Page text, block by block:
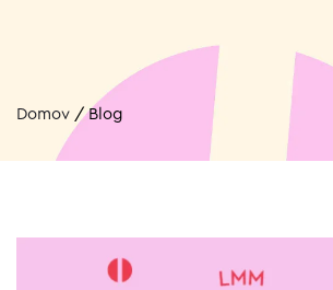
Domov /Blog